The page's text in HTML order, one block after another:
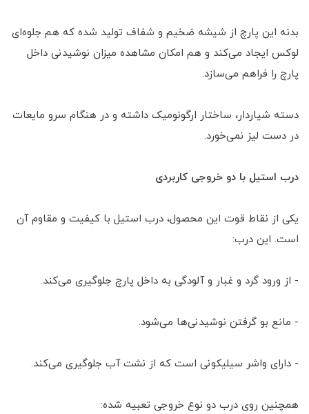
بدنه این پارچ از شیشه ضخیم و شفاف تولید شده که هم جلوه‌ای
لوکس ایجاد می‌کند و هم امکان مشاهده میزان نوشیدنی داخل
پارچ را فراهم می‌سازد.
دسته شیاردار، ساختار ارگونومیک داشته و در هنگام سرو مایعات
در دست لیز نمی‌خورد.
درب استیل با دو خروجی کاربردی
یکی از نقاط قوت این محصول، درب استیل با کیفیت و مقاوم آن
است. این درب:
- از ورود گرد و غبار و آلودگی به داخل پارچ جلوگیری می‌کند.
- مانع بو گرفتن نوشیدنی‌ها می‌شود.
- دارای واشر سیلیکونی است که از نشت آب جلوگیری می‌کند.
همچنین روی درب دو نوع خروجی تعبیه شده: